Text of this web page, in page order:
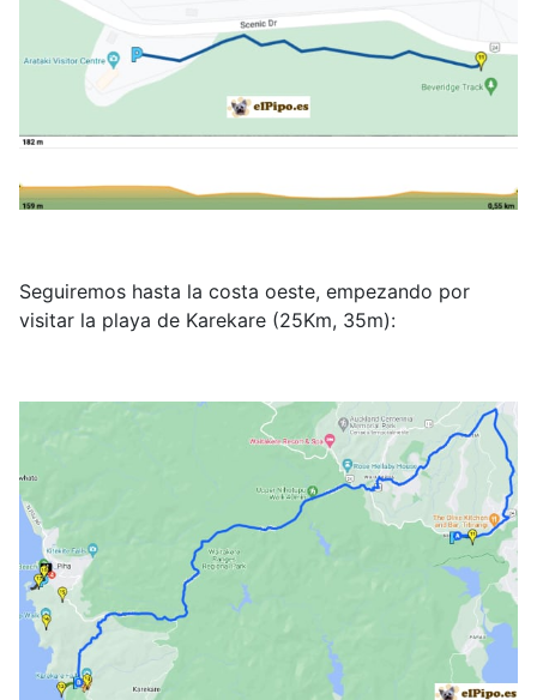
Seguiremos hasta la costa oeste, empezando por
visitar la playa de Karekare (25Km, 35m):